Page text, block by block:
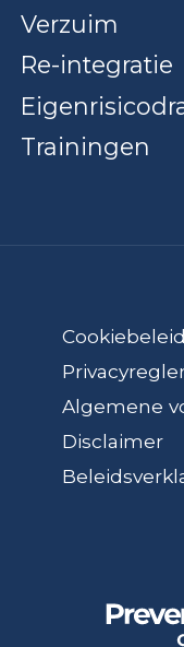
Verzuim
Re-integratie
Trainingen
Algemene
Disclaimer